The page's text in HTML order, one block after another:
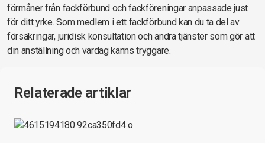
förmåner från fackförbund och fackföreningar anpassade just
för ditt yrke. Som medlem i ett fackförbund kan du ta del av
försäkringar, juridisk konsultation och andra tjänster som gör att
din anställning och vardag känns tryggare.
Relaterade artiklar